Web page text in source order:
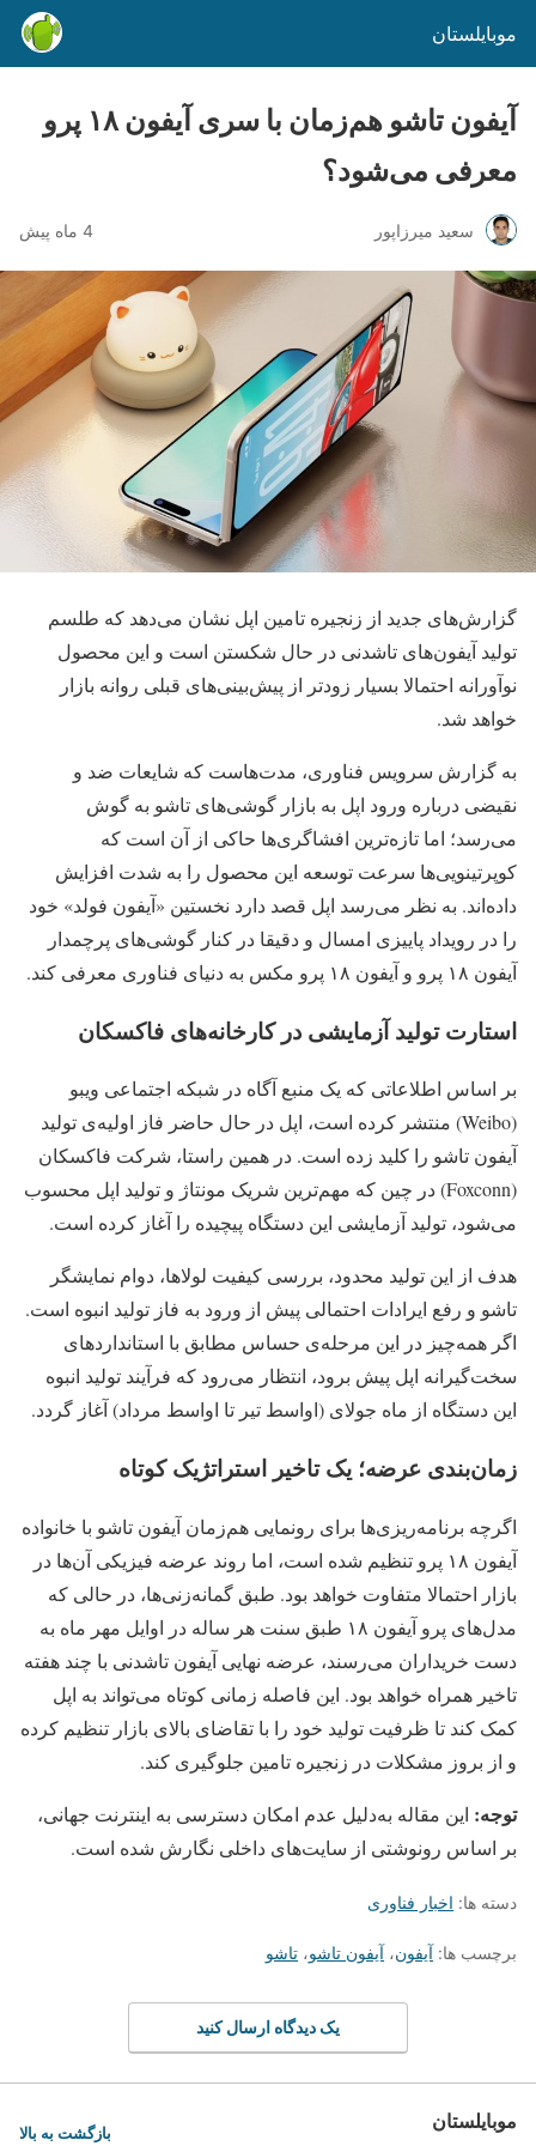
موبایلستان
آیفون تاشو هم‌زمان با سری آیفون ۱۸ پرو
معرفی می‌شود؟
سعید میرزاپور 4 ماه پیش
گزارش‌های جدید از زنجیره تامین اپل نشان می‌دهد که طلسم
تولید آیفون‌های تاشدنی در حال شکستن است و این محصول
نوآورانه احتمالا بسیار زودتر از پیش‌بینی‌های قبلی روانه بازار
خواهد شد.
به گزارش سرویس فناوری، مدت‌هاست که شایعات ضد و
نقیضی درباره ورود اپل به بازار گوشی‌های تاشو به گوش
می‌رسد؛ اما تازه‌ترین افشاگری‌ها حاکی از آن است که
کوپرتینویی‌ها سرعت توسعه این محصول را به شدت افزایش
داده‌اند. به نظر می‌رسد اپل قصد دارد نخستین «آیفون فولد» خود
را در رویداد پاییزی امسال و دقیقا در کنار گوشی‌های پرچمدار
آیفون ۱۸ پرو و آیفون ۱۸ پرو مکس به دنیای فناوری معرفی کند.
استارت تولید آزمایشی در کارخانه‌های فاکسکان
بر اساس اطلاعاتی که یک منبع آگاه در شبکه اجتماعی ویبو
(Weibo) منتشر کرده است، اپل در حال حاضر فاز اولیه‌ی تولید
آیفون تاشو را کلید زده است. در همین راستا، شرکت فاکسکان
(Foxconn) در چین که مهم‌ترین شریک مونتاژ و تولید اپل محسوب
می‌شود، تولید آزمایشی این دستگاه پیچیده را آغاز کرده است.
هدف از این تولید محدود، بررسی کیفیت لولاها، دوام نمایشگر
تاشو و رفع ایرادات احتمالی پیش از ورود به فاز تولید انبوه است.
اگر همه‌چیز در این مرحله‌ی حساس مطابق با استانداردهای
سخت‌گیرانه اپل پیش برود، انتظار می‌رود که فرآیند تولید انبوه
این دستگاه از ماه جولای (اواسط تیر تا اواسط مرداد) آغاز گردد.
زمان‌بندی عرضه؛ یک تاخیر استراتژیک کوتاه
اگرچه برنامه‌ریزی‌ها برای رونمایی هم‌زمان آیفون تاشو با خانواده
آیفون ۱۸ پرو تنظیم شده است، اما روند عرضه فیزیکی آن‌ها در
بازار احتمالا متفاوت خواهد بود. طبق گمانه‌زنی‌ها، در حالی که
مدل‌های پرو آیفون ۱۸ طبق سنت هر ساله در اوایل مهر ماه به
دست خریداران می‌رسند، عرضه نهایی آیفون تاشدنی با چند هفته
تاخیر همراه خواهد بود. این فاصله زمانی کوتاه می‌تواند به اپل
کمک کند تا ظرفیت تولید خود را با تقاضای بالای بازار تنظیم کرده
و از بروز مشکلات در زنجیره تامین جلوگیری کند.
توجه: این مقاله به‌دلیل عدم امکان دسترسی به اینترنت جهانی،
بر اساس رونوشتی از سایت‌های داخلی نگارش شده است.
دسته ها: اخبار فناوری
برچسب ها: آیفون، آیفون تاشو، تاشو
یک دیدگاه ارسال کنید
موبایلستان بازگشت به بالا